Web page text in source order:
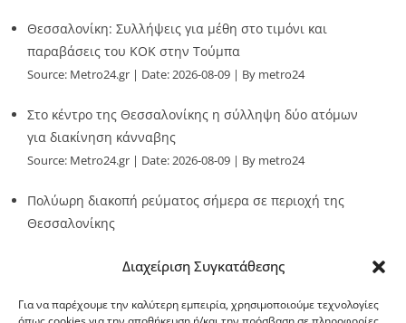
Διαχείριση Συγκατάθεσης
Για να παρέχουμε την καλύτερη εμπειρία, χρησιμοποιούμε τεχνολογίες
Θεσσαλονίκη: Συλλήψεις για μέθη στο τιμόνι και
παραβάσεις του ΚΟΚ στην Τούμπα
Source: Metro24.gr Date: 2026-08-09 By metro24
Στο κέντρο της Θεσσαλονίκης η σύλληψη δύο ατόμων
για διακίνηση κάνναβης
Source: Metro24.gr Date: 2026-08-09 By metro24
Πολύωρη διακοπή ρεύματος σήμερα σε περιοχή της
Θεσσαλονίκης